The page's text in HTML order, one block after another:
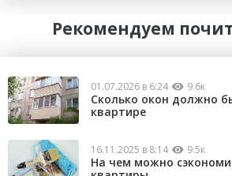
Рекомендуем
01.07.2026 в 6:24 9.6к
Сколько окон должно
квартире
16.11.2025 в 8:14 9.5к
На чем можно